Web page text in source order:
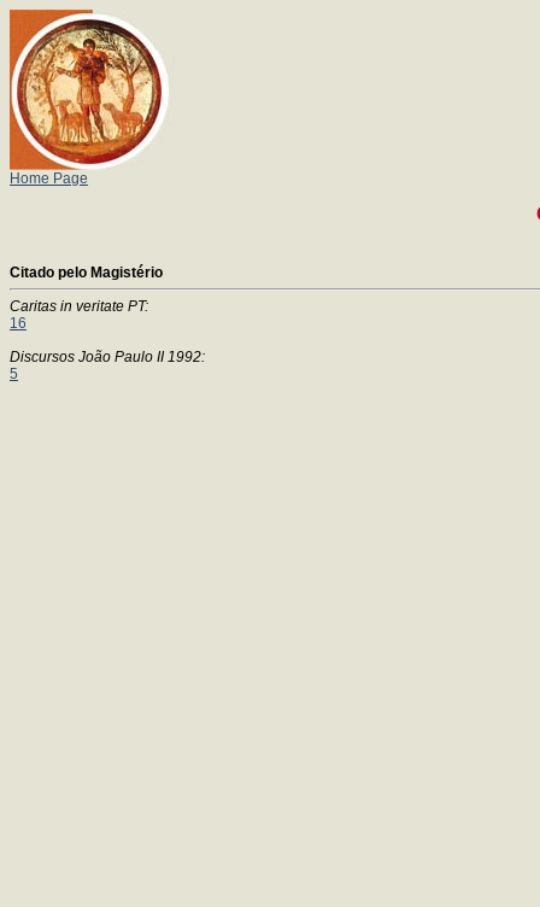
Home Page
Citado pelo Magistério
Caritas in veritate PT:
16
Discursos João Paulo II 1992:
5